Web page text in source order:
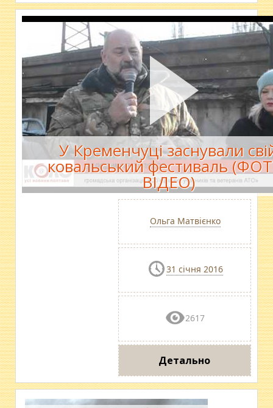
У Кременчуці заснували
ковальський фестиваль
ВІДЕО)
Ольга Матвієнко
31 січня 2016
2617
Детально